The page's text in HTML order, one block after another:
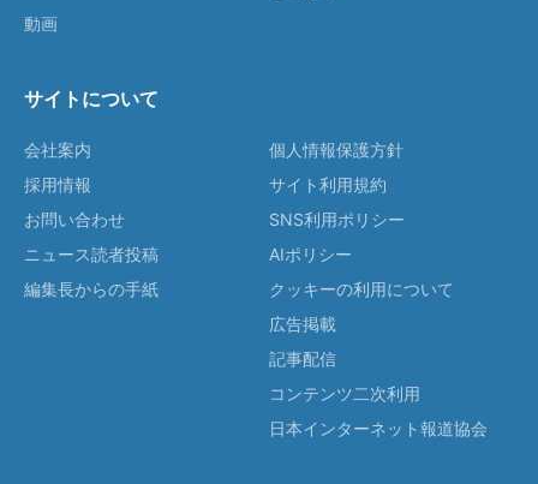
動画
サイトについて
会社案内
採用情報
お問い合わせ
ニュース読者投稿
編集長からの手紙
個人情報保護方針
サイト利用規約
SNS利用ポリシー
AIポリシー
クッキーの利用について
広告掲載
記事配信
コンテンツ二次利用
日本インターネット報道協会